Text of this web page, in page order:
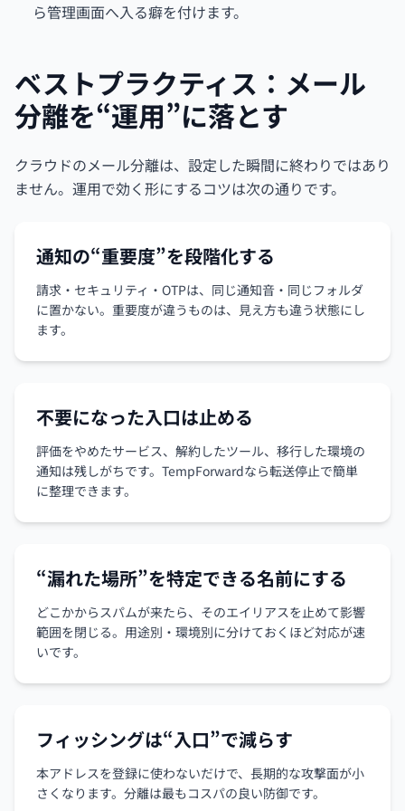
ら管理画面へ入る癖を付けます。
ベストプラクティス：メール
分離を“運用”に落とす
クラウドのメール分離は、設定した瞬間に終わりではあり
ません。運用で効く形にするコツは次の通りです。
通知の“重要度”を段階化する
請求・セキュリティ・OTPは、同じ通知音・同じフォルダ
に置かない。重要度が違うものは、見え方も違う状態にし
ます。
不要になった入口は止める
評価をやめたサービス、解約したツール、移行した環境の
通知は残しがちです。TempForwardなら転送停止で簡単
に整理できます。
“漏れた場所”を特定できる名前にする
どこかからスパムが来たら、そのエイリアスを止めて影響
範囲を閉じる。用途別・環境別に分けておくほど対応が速
いです。
フィッシングは“入口”で減らす
本アドレスを登録に使わないだけで、長期的な攻撃面が小
さくなります。分離は最もコスパの良い防御です。